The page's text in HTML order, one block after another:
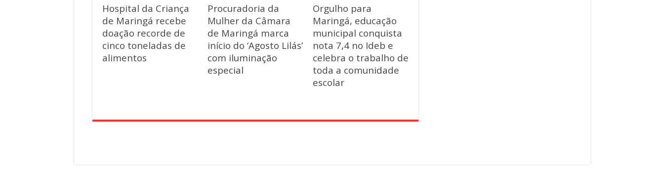
Hospital da Criança
de Maringá recebe
doação recorde de
cinco toneladas de
alimentos
Procuradoria da
Mulher da Câmara
de Maringá marca
início do ‘Agosto Lilás’
com iluminação
especial
Orgulho para
Maringá, educação
municipal conquista
nota 7,4 no Ideb e
celebra o trabalho de
toda a comunidade
escolar